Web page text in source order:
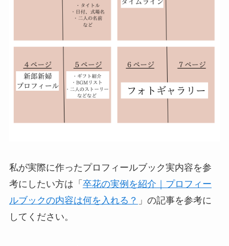
私が実際に作ったプロフィールブック実内容を参
考にしたい方は「 卒花の実例を紹介｜プロフィー
ルブックの内容は何を入れる？ 」の記事を参考に
してください。